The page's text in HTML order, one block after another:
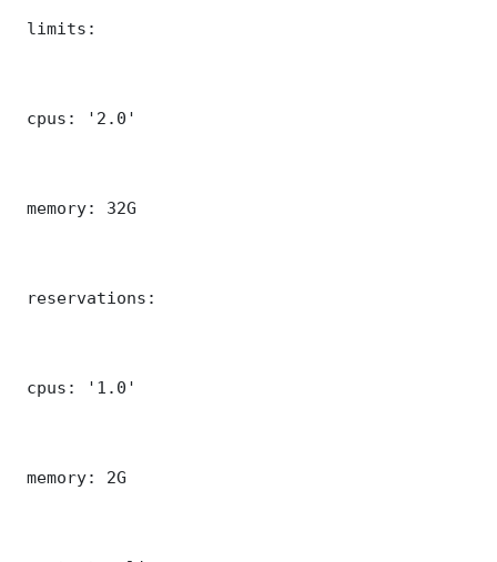
limits:
cpus: '2.0'
memory: 32G
reservations:
cpus: '1.0'
memory: 2G